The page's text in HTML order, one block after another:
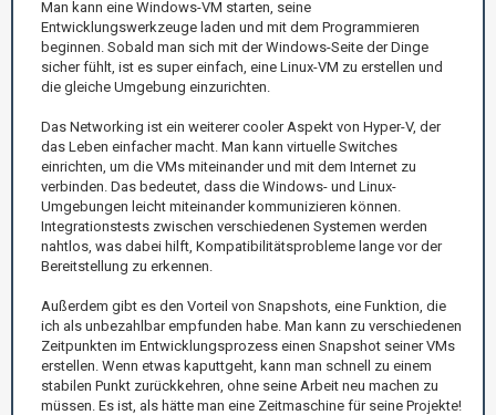
Man kann eine Windows-VM starten, seine
Entwicklungswerkzeuge laden und mit dem Programmieren
beginnen. Sobald man sich mit der Windows-Seite der Dinge
sicher fühlt, ist es super einfach, eine Linux-VM zu erstellen und
die gleiche Umgebung einzurichten.
Das Networking ist ein weiterer cooler Aspekt von Hyper-V, der
das Leben einfacher macht. Man kann virtuelle Switches
einrichten, um die VMs miteinander und mit dem Internet zu
verbinden. Das bedeutet, dass die Windows- und Linux-
Umgebungen leicht miteinander kommunizieren können.
Integrationstests zwischen verschiedenen Systemen werden
nahtlos, was dabei hilft, Kompatibilitätsprobleme lange vor der
Bereitstellung zu erkennen.
Außerdem gibt es den Vorteil von Snapshots, eine Funktion, die
ich als unbezahlbar empfunden habe. Man kann zu verschiedenen
Zeitpunkten im Entwicklungsprozess einen Snapshot seiner VMs
erstellen. Wenn etwas kaputtgeht, kann man schnell zu einem
stabilen Punkt zurückkehren, ohne seine Arbeit neu machen zu
müssen. Es ist, als hätte man eine Zeitmaschine für seine Projekte!